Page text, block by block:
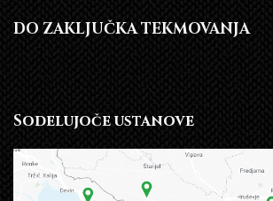
DO ZAKLJUČKA TEKMOVANJA
Sodelujoče ustanove